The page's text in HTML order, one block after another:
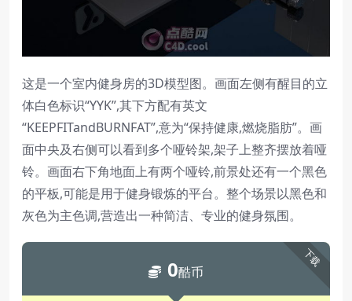
这是一个室内健身房的3D模型图。画面左侧有醒目的立
体白色标识“YYK”,其下方配有英文
“KEEPFITandBURNFAT”,意为“保持健康,燃烧脂肪”。画
面中央及右侧可以看到多个哑铃架,架子上整齐摆放着哑
铃。画面右下角地面上有两个哑铃,前景处还有一个黑色
的平板,可能是用于健身锻炼的平台。整个场景以黑色和
灰色为主色调,营造出一种简洁、专业的健身氛围。
下载
0酷币